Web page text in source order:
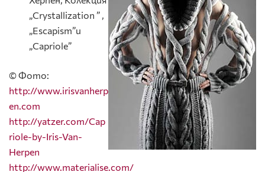
„Crystallization ” ,
„Escapism”и
„Capriole”
© Фото:
http://www.irisvanherp
en.com
http://yatzer.com/Cap
riole-by-Iris-Van-
Herpen
http://www.materialise.com/